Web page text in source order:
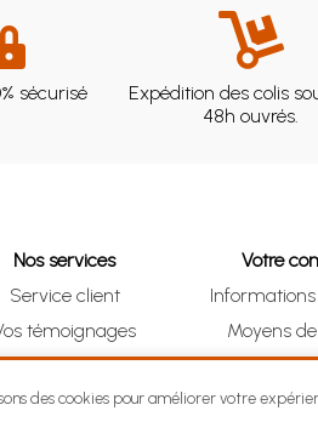
sécurisé
Expédition des colis
48h ouvrés.
Nos services
Service client
témoignages
& Collect (DRIVE)
Votre
Moyens
Suivre
des cookies pour améliorer votre